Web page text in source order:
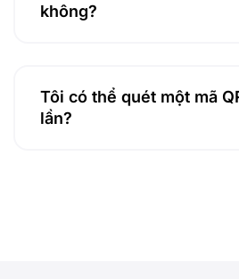
không?
Tôi có thể quét một mã
lần?